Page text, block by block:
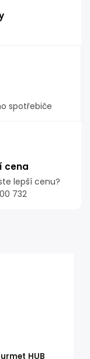
spotřebiče
cena
lepší cenu?
732
HUB